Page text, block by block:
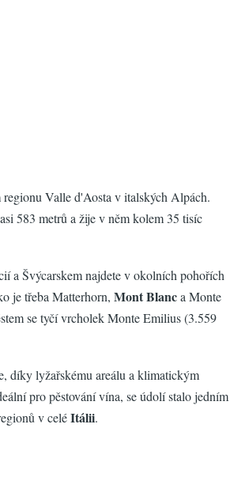
regionu Valle d'Aosta v italských Alpách.
583 metrů a žije v něm kolem 35 tisíc
a Švýcarskem najdete v okolních pohořích
je třeba Matterhorn, Mont Blanca Monte
se tyčí vrcholek Monte Emilius (3.559
díky lyžařskému areálu a klimatickým
pro pěstování vína, se údolí stalo jedním
v celéItálii.